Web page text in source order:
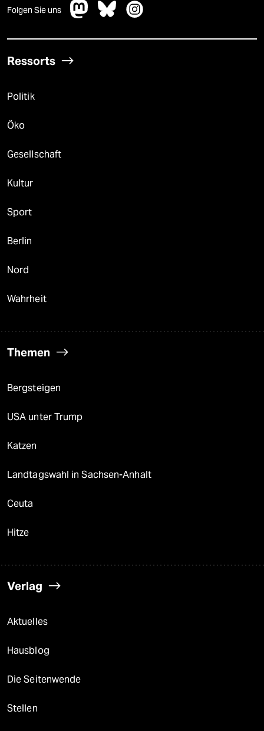
Folgen Sie uns
Ressorts
Politik
Öko
Gesellschaft
Kultur
Sport
Berlin
Nord
Wahrheit
Themen
Bergsteigen
USA unter Trump
Katzen
Landtagswahl in Sachsen-Anhalt
Ceuta
Hitze
Verlag
Aktuelles
Hausblog
Die Seitenwende
Stellen